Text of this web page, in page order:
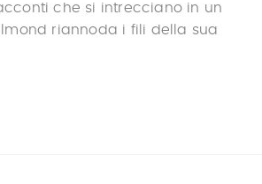
che si intrecciano in un
riannoda i fili della sua